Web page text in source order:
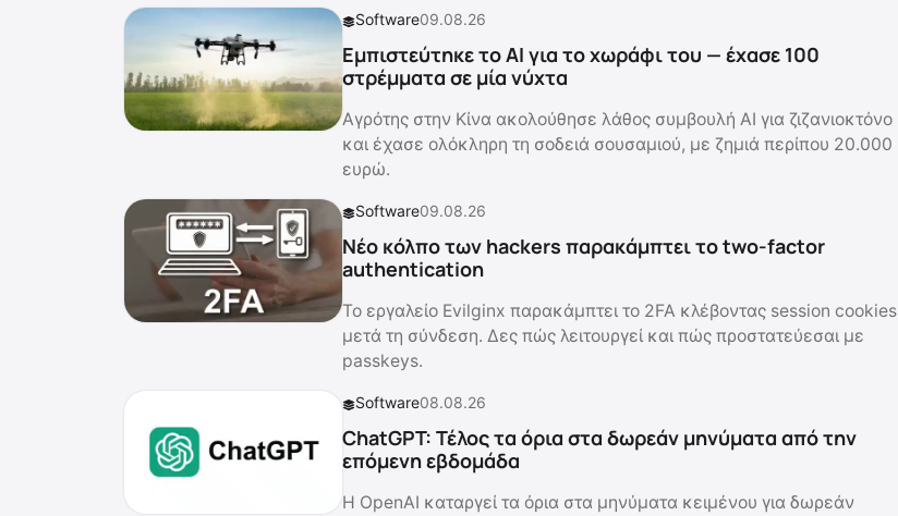
Software09.08.26
Εμπιστεύτηκε το AI για το χωράφι του — έχασε 100
στρέμματα σε μία νύχτα
Αγρότης στην Κίνα ακολούθησε λάθος συμβουλή AI για ζιζανιοκτόνο
και έχασε ολόκληρη τη σοδειά σουσαμιού, με ζημιά περίπου 20.000
ευρώ.
Software09.08.26
Νέο κόλπο των hackers παρακάμπτει το two-factor
authentication
Το εργαλείο Evilginx παρακάμπτει το 2FA κλέβοντας session cookies
μετά τη σύνδεση. Δες πώς λειτουργεί και πώς προστατεύεσαι με
passkeys.
Software08.08.26
ChatGPT: Τέλος τα όρια στα δωρεάν μηνύματα από την
επόμενη εβδομάδα
Η OpenAI καταργεί τα όρια στα μηνύματα κειμένου για δωρεάν